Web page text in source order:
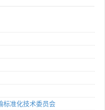
标准化技术委员会